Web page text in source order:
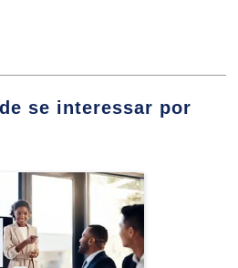
75
E
FERREIRA
se interessar por
Administração
do curso